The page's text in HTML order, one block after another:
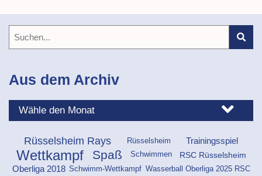
Aus dem Archiv
Rüsselsheim Rays Rüsselsheim Trainingsspiel
Wettkampf Spaß Schwimmen
RSC Rüsselsheim
Oberliga 2018 Schwimm-Wettkampf Wasserball Oberliga 2025 RSC